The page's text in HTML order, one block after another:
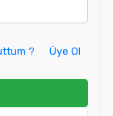
Üye Ol
?